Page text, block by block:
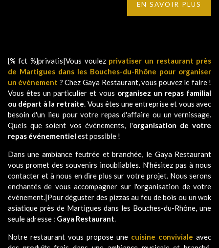
EN SAVOIR PLUS
{% fct %}privatis|Vous voulez privatiser un restaurant près
de Martigues dans les Bouches-du-Rhône pour organiser
un événement ? Chez Gaya Restaurant, vous pouvez le faire !
Vous êtes un particulier et vous organisez un repas familial
ou départ à la retraite . Vous êtes une entreprise et vous avec
besoin d'un lieu pour votre repas d'affaire ou un vernissage.
Quels que soient vos événements, l'organisation de votre
repas événementiel est possible !
Dans une ambiance feutrée et branchée, le Gaya Restaurant
vous promet des souvenirs inoubliables. N'hésitez pas à nous
contacter et à nous en dire plus sur votre projet. Nous serons
enchantés de vous accompagner sur l'organisation de votre
événement.|Pour déguster des pizzas au feu de bois ou un wok
asiatique près de Martigues dans les Bouches-du-Rhône, une
seule adresse : Gaya Restaurant
Notre restaurant vous propose une cuisine conviviale avec